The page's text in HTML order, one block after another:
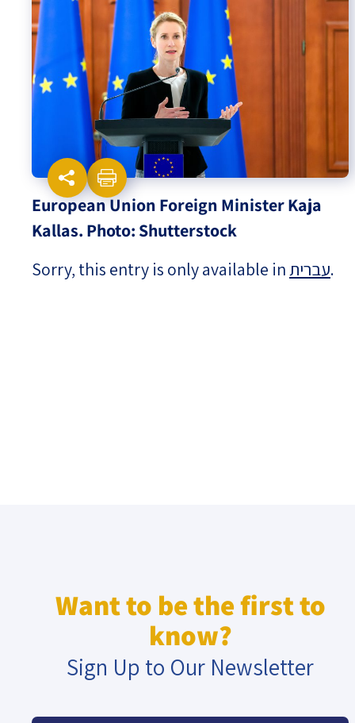
Israel-China Relations
European Union Foreign Minister Kaja
Kallas. Photo: Shutterstock
Sorry, this entry is only available inעברית.
Want to be the first to
know?
Sign Up to Our Newsletter